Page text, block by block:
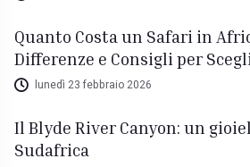
Quanto Costa un Safari in
Differenze e Consigli per
lunedì 23 febbraio 2026
Il Blyde River Canyon: un
Sudafrica